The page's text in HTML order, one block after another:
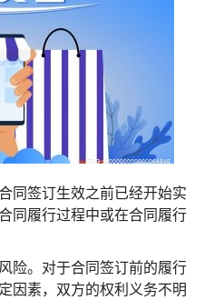
同签订生效之前已经开始实
同履行过程中或在合同履行
险。对于合同签订前的履行
因素，双方的权利义务不明